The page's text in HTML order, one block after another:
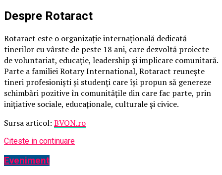
Despre Rotaract
Rotaract este o organizație internațională dedicată
tinerilor cu vârste de peste 18 ani, care dezvoltă proiecte
de voluntariat, educație, leadership și implicare comunitară.
Parte a familiei Rotary International, Rotaract reunește
tineri profesioniști și studenți care își propun să genereze
schimbări pozitive în comunitățile din care fac parte, prin
inițiative sociale, educaționale, culturale și civice.
Sursa articol: BVON.ro
Citeste in continuare
Eveniment